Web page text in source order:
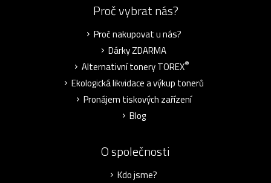
Proč vybrat nás?
Proč nakupovat u nás?
Dárky ZDARMA
Alternativní tonery TOREX®
Ekologická likvidace a výkup tonerů
Pronájem tiskových zařízení
Blog
O společnosti
Kdo jsme?